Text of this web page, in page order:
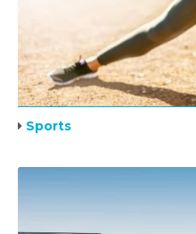
Sports